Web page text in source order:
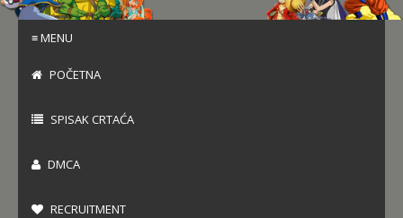
≡ MENU
POČETNA
SPISAK CRTAĆA
DMCA
RECRUITMENT